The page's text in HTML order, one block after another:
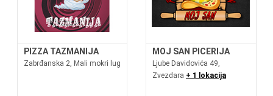
PIZZA TAZMANIJA
Zabrđanska 2, Mali mokri lug
MOJ SAN PICERIJA
Ljube Davidovića 49,
Zvezdara + 1 lokacija